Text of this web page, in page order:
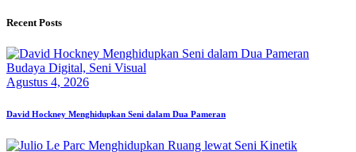
Recent Posts
Budaya Digital, Seni Visual
Agustus 4, 2026
David Hockney Menghidupkan Seni dalam Dua Pameran